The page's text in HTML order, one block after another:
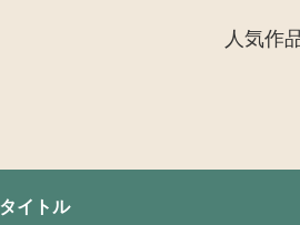
人気作
タイトル